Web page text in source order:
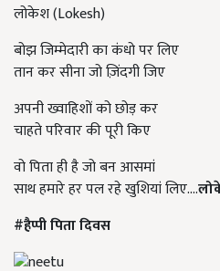
लोकेश (Lokesh)
बोझ जिम्मेदारी का कंधो पर लिए
तान कर सीना जो ज़िंदगी जिए
अपनी ख्वाहिशों को छोड़ कर
चाहते परिवार की पूरी किए
वो पिता ही है जो बन आसमां
साथ हमारे हर पल रहे खुशियां लिए....
#हैप्पी पिता दिवस